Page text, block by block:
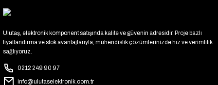
Ulutaş, elektronik komponent satışında kalite ve güvenin adresidir. Proje bazlı
fiyatlandırma ve stok avantajlarıyla, mühendislik çözümlerinizde hız ve verimlilik
sağlıyoruz.
0212 249 90 97
info@ulutaselektronik.com.tr